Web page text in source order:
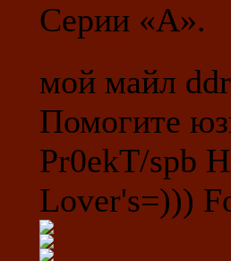
Серии «А».
мой майл
Помогите
Pr0ekT/spb
Lover's=)))